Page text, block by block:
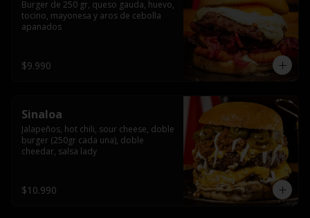
Burger de 250 gr, queso gauda, huevo,
tocino, mayonesa y aros de cebolla
apanados
$9.990
Sinaloa
Jalapeños, hot chili, sour cheese, doble
burger (250gr cada una), doble
cheedar, salsa lady
$10.990